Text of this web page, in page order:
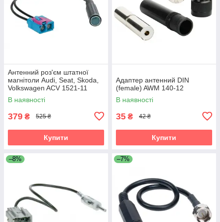
Антенний роз'єм штатної
магнітоли Audi, Seat, Skoda,
Volkswagen ACV 1521-11
В наявності
379 ₴ 525 ₴
Купити
Адаптер антенний DIN
(female) AWM 140-12
В наявності
35 ₴ 42 ₴
Купити
–8% –7%